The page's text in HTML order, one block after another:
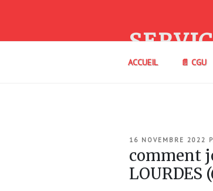
ACCUEIL 📄 CGU
PUBLIÉ
16 NOVEMBRE 2022
comment
LOURDES